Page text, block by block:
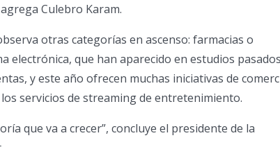
Culebro Karam.
otras categorías en ascenso: farmacias o
electrónica, que han aparecido en estudios pasados
y este año ofrecen muchas iniciativas de
servicios de streaming de entretenimiento.
que va a crecer”, concluye el presidente de la